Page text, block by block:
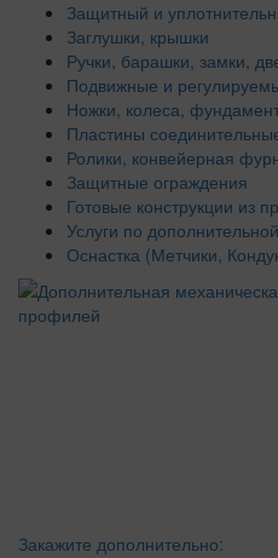
Защитный и
Заглушки, крышки
Ручки, барашки, замки,
Подвижные и
Ножки, колеса,
Пластины
Ролики, конвейерная
Защитные ограждения
Готовые конструкции из
Услуги по
Оснастка (Метчики,
Закажите дополнительно: